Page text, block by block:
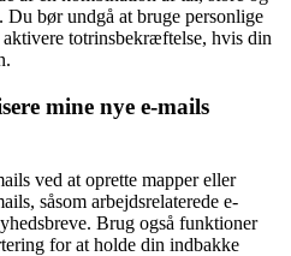
Du bør undgå at bruge personlige
totrinsbekræftelse, hvis din
mine nye e-mails
ved at oprette mapper eller
såsom arbejdsrelaterede e-
Brug også funktioner
for at holde din indbakke